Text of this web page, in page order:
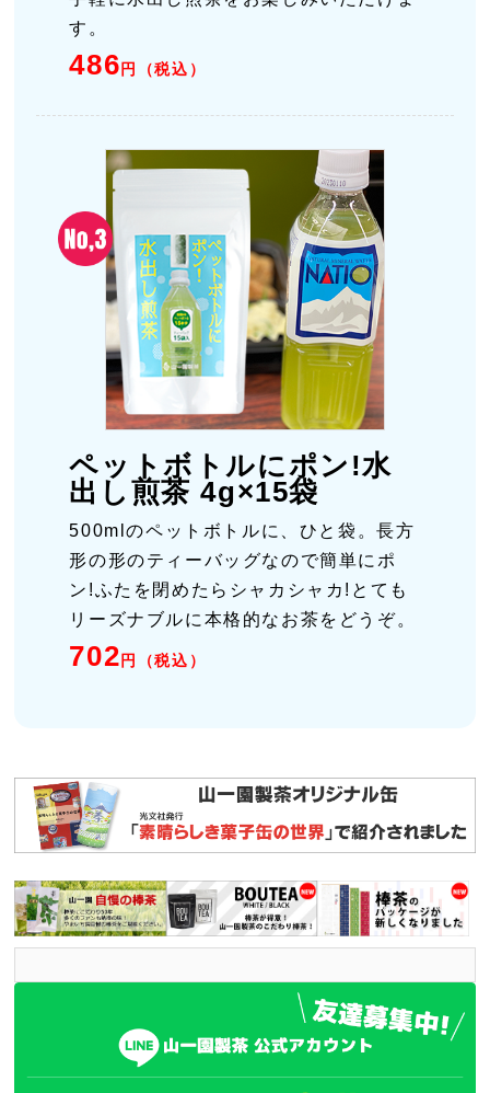
す。
486 円（税込）
ペットボトルにポン!水
出し煎茶 4g×15袋
500mlのペットボトルに、ひと袋。長方
形の形のティーバッグなので簡単にポ
ン!ふたを閉めたらシャカシャカ!とても
リーズナブルに本格的なお茶をどうぞ。
702 円（税込）